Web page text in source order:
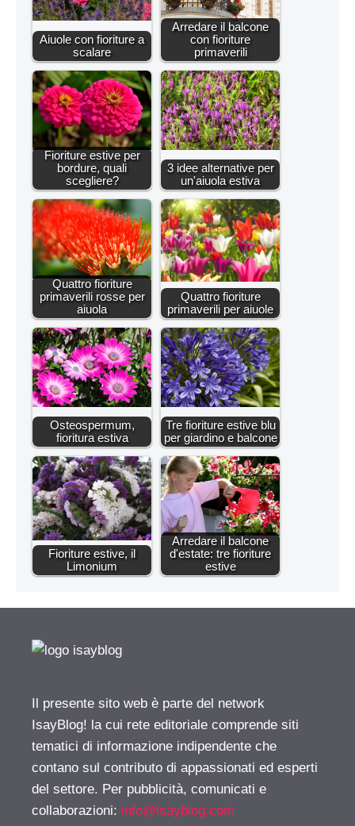
Aiuole con fioriture a
scalare
Arredare il balcone
con fioriture
primaverili
Fioriture estive per
bordure, quali
scegliere?
3 idee alternative per
un'aiuola estiva
Quattro fioriture
primaverili rosse per
aiuola
Quattro fioriture
primaverili per aiuole
Osteospermum,
fioritura estiva
Tre fioriture estive blu
per giardino e balcone
Fioriture estive, il
Limonium
Arredare il balcone
d'estate: tre fioriture
estive
Il presente sito web è parte del network
IsayBlog! la cui rete editoriale comprende siti
tematici di informazione indipendente che
contano sul contributo di appassionati ed esperti
del settore. Per pubblicità, comunicati e
collaborazioni: info@isayblog.com